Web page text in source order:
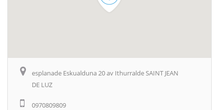
esplanade Eskualduna 20 av Ithurralde SAINT JEAN
DE LUZ
0970809809